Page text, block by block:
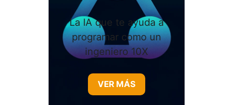
La IA que te ayuda a
programar como un
ingeniero 10X
VER MÁS